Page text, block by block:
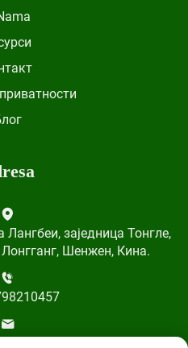
Лангбеи, заједница Тонгле,
Шенжен, Кина.